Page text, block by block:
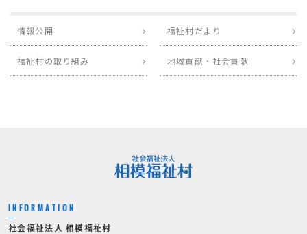
情報公開 福祉村だより
福祉村の取り組み 地域貢献・社会貢献
INFORMATION
社会福祉法人 相模福祉村